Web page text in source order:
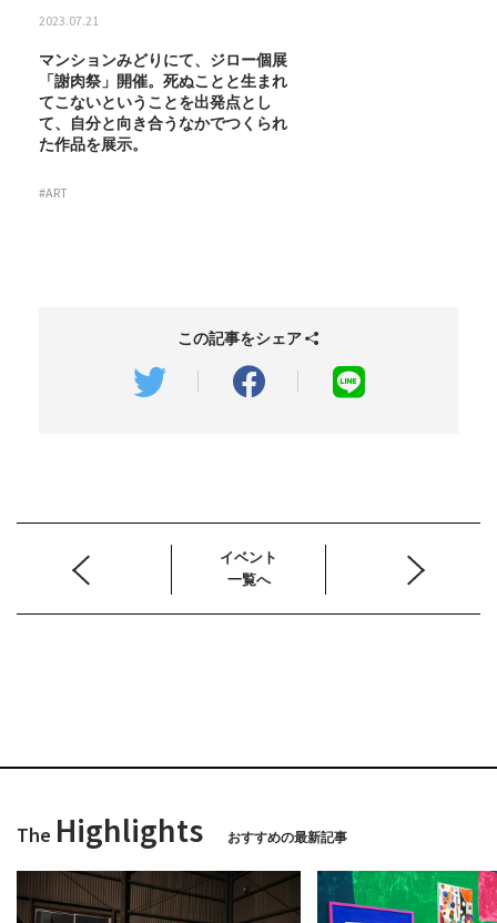
2023.07.21
マンションみどりにて、ジロー個展
「謝肉祭」開催。死ぬことと生まれ
てこないということを出発点とし
て、自分と向き合うなかでつくられ
た作品を展示。
#ART
この記事をシェア
イベント
一覧へ
The Highlights おすすめの最新記事